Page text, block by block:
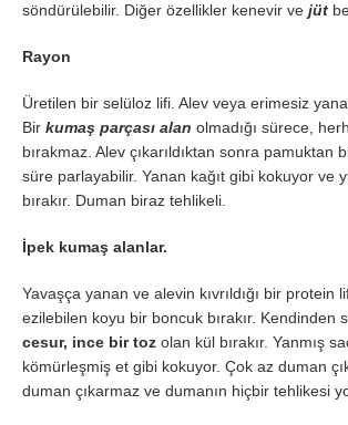
söndürülebilir. Diğer özellikler kenevir ve jüt
Rayon
Üretilen bir selüloz lifi. Alev veya erimesiz
Bir kumaş parçası alan olmadığı sürece,
bırakmaz. Alev çıkarıldıktan sonra pamuktan
süre parlayabilir. Yanan kağıt gibi kokuyor ve
bırakır. Duman biraz tehlikeli.
İpek kumaş alanlar.
Yavaşça yanan ve alevin kıvrıldığı bir protein
ezilebilen koyu bir boncuk bırakır. Kendinden
cesur, ince bir toz olan kül bırakır. Yanmış
kömürleşmiş et gibi kokuyor. Çok az duman
duman çıkarmaz ve dumanın hiçbir tehlikesi